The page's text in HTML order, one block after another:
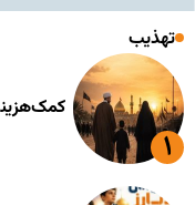
تهذیب